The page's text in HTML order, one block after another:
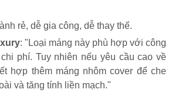
rẻ, dễ gia công, dễ thay thế.
: "Loại máng này phù hợp với công
phí. Tuy nhiên nếu yêu cầu cao về
hợp thêm máng nhôm cover để che
và tăng tính liền mạch."